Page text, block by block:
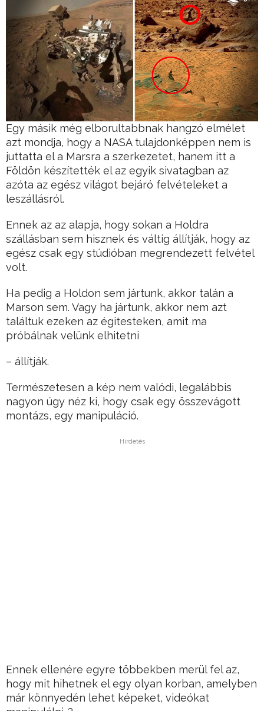
Egy másik még elborultabbnak hangzó elmélet
azt mondja, hogy a NASA tulajdonképpen nem is
juttatta el a Marsra a szerkezetet, hanem itt a
Földön készítették el az egyik sivatagban az
azóta az egész világot bejáró felvételeket a
leszállásról.
Ennek az az alapja, hogy sokan a Holdra
szállásban sem hisznek és váltig állítják, hogy az
egész csak egy stúdióban megrendezett felvétel
volt.
Ha pedig a Holdon sem jártunk, akkor talán a
Marson sem. Vagy ha jártunk, akkor nem azt
találtuk ezeken az égitesteken, amit ma
próbálnak velünk elhitetni
– állítják.
Természetesen a kép nem valódi, legalábbis
nagyon úgy néz ki, hogy csak egy összevágott
montázs, egy manipuláció.
Hirdetés
Ennek ellenére egyre többekben merül fel az,
hogy mit hihetnek el egy olyan korban, amelyben
már könnyedén lehet képeket, videókat